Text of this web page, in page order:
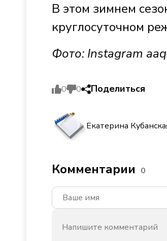
В этом зимнем
круглосуточном
Фото: Instagram
0 0 Поделиться
Екатерина
Комментарии 0